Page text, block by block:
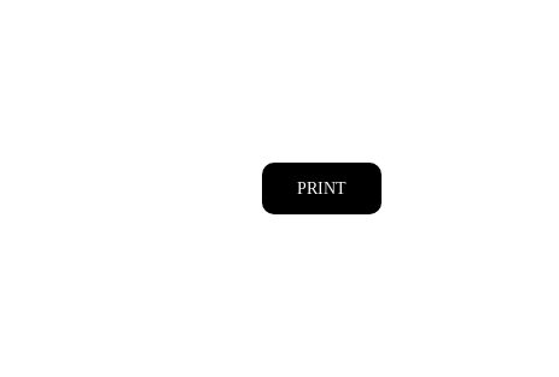
PRINT